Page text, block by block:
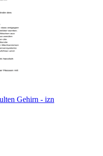
Gehirn - izn